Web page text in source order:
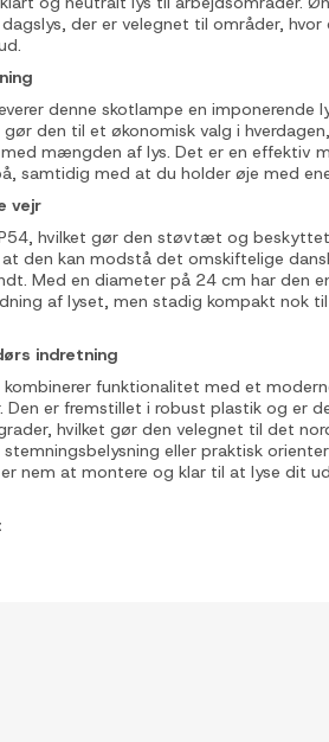
der er velegnet til områder, hvor
denne skotlampe en imponerende
den til et økonomisk valg i
mængden af lys. Det er en effektiv
samtidig med at du holder øje med
vejr
hvilket gør den støvtæt og
den kan modstå det omskiftelige
Med en diameter på 24 cm har den
af lyset, men stadig kompakt nok
indretning
funktionalitet med et
er fremstillet i robust plastik og er
hvilket gør den velegnet til det
eller praktisk
nem at montere og klar til at lyse dit